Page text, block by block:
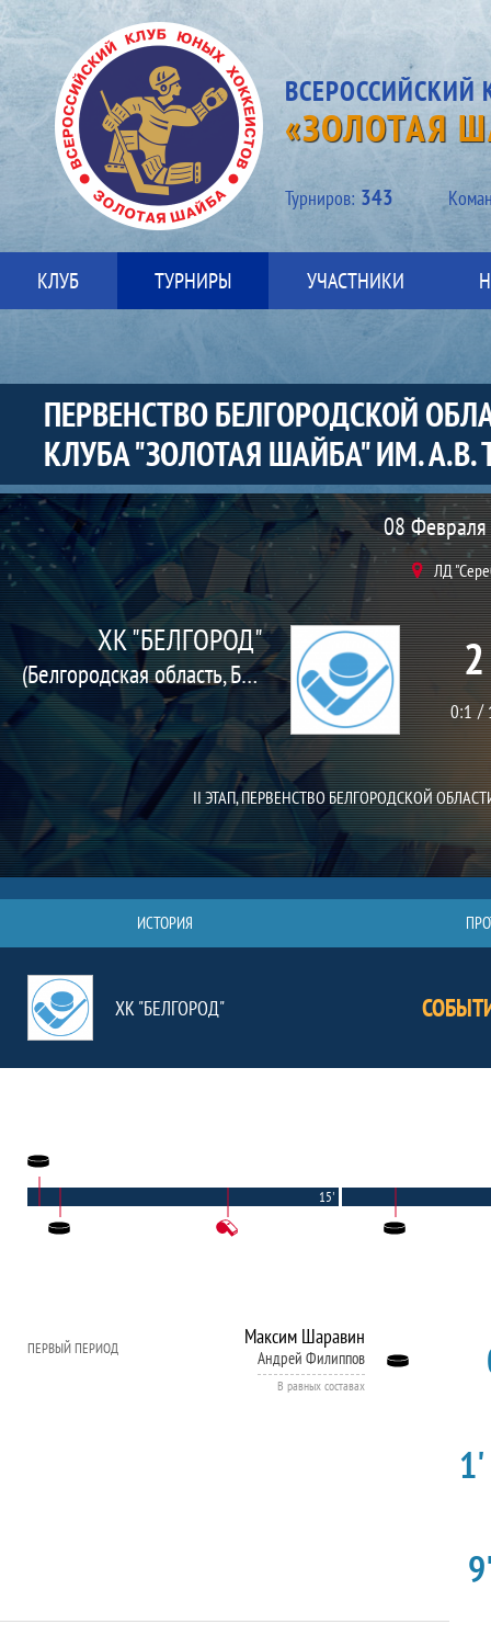
«ЗОЛОТАЯ
Турниров: 343
КЛУБ ТУРНИРЫ УЧАСТНИКИ
ПЕРВЕНСТВО БЕЛГОРОДСКОЙ
КЛУБА "ЗОЛОТАЯ ШАЙБА" ИМ. А.В.
Матч
08
ЛД
ХК "БЕЛГОРОД"
(Белгородская область, Белгородский район)
0:1
II ЭТАП, ПЕРВЕНСТВО БЕЛГОРОДСКОЙ
ИСТОРИЯ
ХК "БЕЛГОРОД"
15'
ПЕРВЫЙ ПЕРИОД Максим Шаравин
Андрей Филиппов
В равных составах